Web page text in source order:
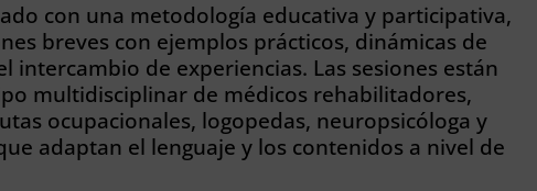
con una metodología educativa y participativa,
breves con ejemplos prácticos, dinámicas de
intercambio de experiencias. Las sesiones están
multidisciplinar de médicos rehabilitadores,
ocupacionales, logopedas, neuropsicóloga y
adaptan el lenguaje y los contenidos a nivel de